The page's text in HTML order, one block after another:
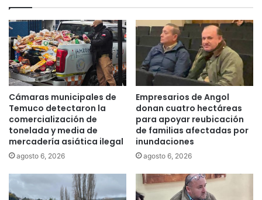
s
c
u
m
p
l
e
e
l
s
u
e
d
e
s
a
c
l
a
r
a
:
"
P
a
b
l
Cámaras municipales de
Temuco detectaron la
comercialización de
tonelada y media de
mercadería asiática ilegal
agosto 6, 2026
Empresarios de Angol
donan cuatro hectáreas
para apoyar reubicación
de familias afectadas por
inundaciones
agosto 6, 2026